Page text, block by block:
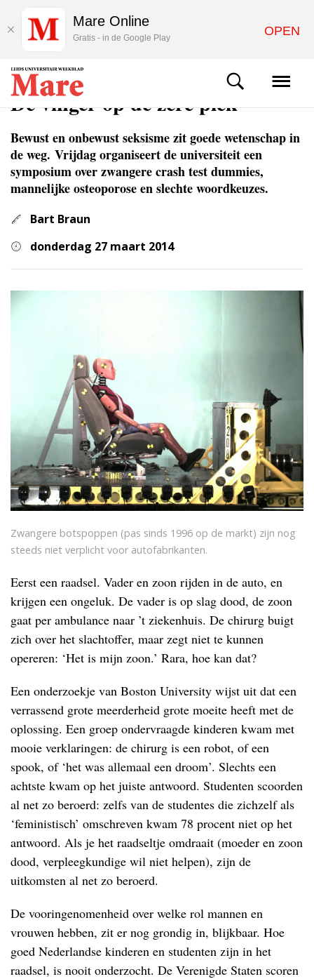
WETENSCHAP
De vinger op de zere plek
Bewust en onbewust seksisme zit goede wetenschap in
de weg. Vrijdag organiseert de universiteit een
symposium over zwangere crash test dummies,
mannelijke osteoporose en slechte woordkeuzes.
Bart Braun
donderdag 27 maart 2014
Zwangere botspoppen (pas sinds 1996 op de markt) zijn nog
steeds niet verplicht voor autofabrikanten.
Eerst een raadsel. Vader en zoon rijden in de auto, en
krijgen een ongeluk. De vader is op slag dood, de zoon
gaat per ambulance naar ’t ziekenhuis. De chirurg buigt
zich over het slachtoffer, maar zegt niet te kunnen
opereren: ‘Het is mijn zoon.’ Rara, hoe kan dat?
Een onderzoekje van Boston University wijst uit dat een
verrassend grote meerderheid grote moeite heeft met de
oplossing. Een groep ondervraagde kinderen kwam met
mooie verklaringen: de chirurg is een robot, of een
spook, of ‘het was allemaal een droom’. Slechts een
achtste kwam op het juiste antwoord. Studenten scoorden
al net zo beroerd: zelfs van de studentes die zichzelf als
‘feministisch’ omschreven kwam 78 procent niet op het
antwoord. Als je het raadseltje omdraait (moeder en zoon
dood, verpleegkundige wil niet helpen), zijn de
uitkomsten al net zo beroerd.
De vooringenomenheid over welke rol mannen en
vrouwen hebben, zit er nog grondig in, blijkbaar. Hoe
goed Nederlandse kinderen en studenten zijn in het
raadsel, is nooit onderzocht. De Verenigde Staten scoren
Mare Online
Gratis - in de Google Play OPEN